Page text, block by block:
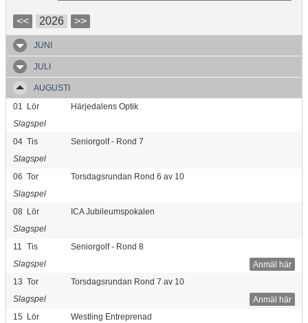
<< 2026 >>
JUNI
JULI
AUGUSTI
01
Lör
Härjedalens Optik
Slagspel
04 Tis
Seniorgolf - Rond 7
Slagspel
06 Tor
Torsdagsrundan Rond 6 av 10
Slagspel
08 Lör
ICA Jubileumspokalen
Slagspel
11
Tis
Seniorgolf - Rond 8
Anmäl här
Slagspel
13 Tor
Torsdagsrundan Rond 7 av 10
Anmäl här
Slagspel
15 Lör Westling Entreprenad